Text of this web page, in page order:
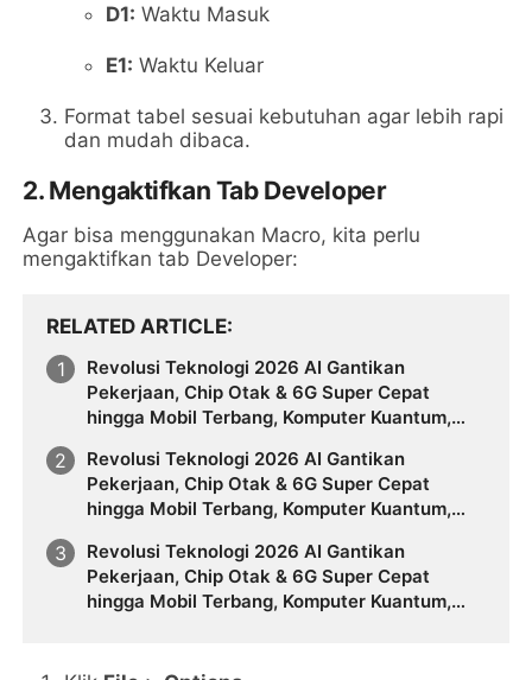
D1: Waktu Masuk
E1: Waktu Keluar
Format tabel sesuai kebutuhan agar lebih rapi
dan mudah dibaca.
2. Mengaktifkan Tab Developer
Agar bisa menggunakan Macro, kita perlu
mengaktifkan tab Developer:
RELATED ARTICLE
Revolusi Teknologi 2026 AI Gantikan
Pekerjaan, Chip Otak & 6G Super Cepat
hingga Mobil Terbang, Komputer Kuantum,
Kacamata AR yang Mengubah Dunia
Revolusi Teknologi 2026 AI Gantikan
Pekerjaan, Chip Otak & 6G Super Cepat
hingga Mobil Terbang, Komputer Kuantum,
Kacamata AR yang Mengubah Dunia
Revolusi Teknologi 2026 AI Gantikan
Pekerjaan, Chip Otak & 6G Super Cepat
hingga Mobil Terbang, Komputer Kuantum,